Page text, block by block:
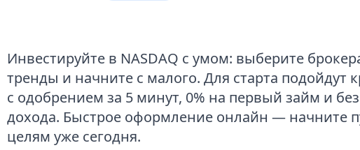
Инвестируйте в NASDAQ с умом: выберите
тренды и начните с малого. Для старта подойдут
с одобрением за 5 минут, 0% на первый займ и
дохода. Быстрое оформление онлайн — начните
целям уже сегодня.